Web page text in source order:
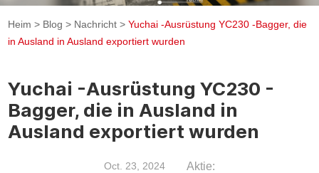
Heim > Blog > Nachricht >Yuchai -Ausrüstung YC230 -Bagger, die
in Ausland in Ausland exportiert wurden
Yuchai -Ausrüstung YC230 -
Bagger, die in Ausland in
Ausland exportiert wurden
Oct. 23, 2024 Aktie: